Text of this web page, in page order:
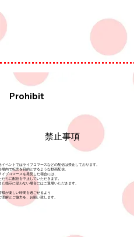
Prohibit
イベントではライブコマースなどの配信は禁止しております。
場内で転売を目的とするような動画配信、
イブコマースを発見した場合には、
だちに配信を中止していただきます。
た指示に従わない場合にはご退場いただきます。
様が楽しい時間を過ごせるよう
理解とご協力を、お願い致します。
禁止事項